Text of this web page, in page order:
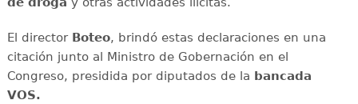
El director Boteo, brindó estas declaraciones en una
citación junto al Ministro de Gobernación en el
Congreso, presidida por diputados de la bancada
VOS.